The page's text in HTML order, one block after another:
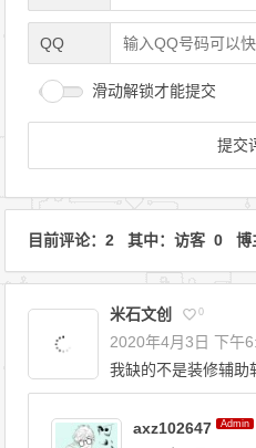
QQ
滑动解锁才能提交
目前评论：2 其中：访客 0
米石文创 0
2020年4月3日 下午
我缺的不是装修辅助
axz102647 Admin